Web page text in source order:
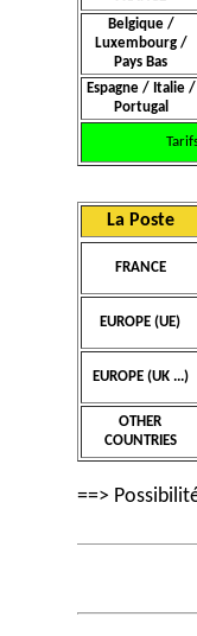
Belgique /
Luxembourg /
Pays Bas
Espagne / Italie /
Portugal
La Poste
FRANCE
EUROPE (UE)
EUROPE (UK ...)
OTHER
COUNTRIES
==>